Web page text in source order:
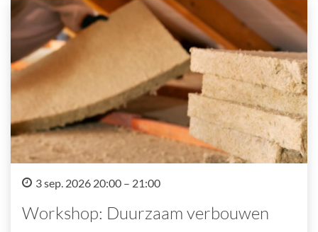
3 sep. 2026 20:00 – 21:00
Workshop: Duurzaam verbouwen